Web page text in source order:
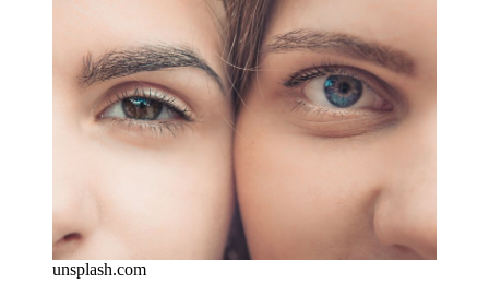
unsplash.com